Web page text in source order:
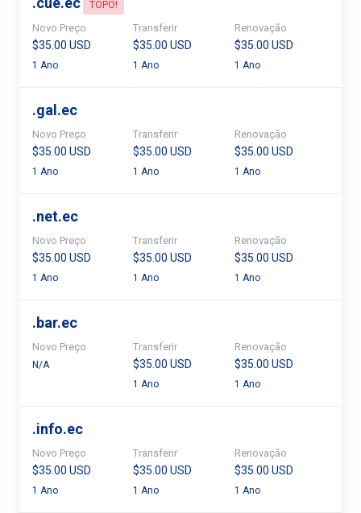
TOPO!
Novo Preço
$35.00 USD
1 Ano
Transferir
$35.00 USD
1 Ano
Renovação
$35.00 USD
1 Ano
.gal.ec
Novo Preço
$35.00 USD
1 Ano
Transferir
$35.00 USD
1 Ano
Renovação
$35.00 USD
1 Ano
.net.ec
Novo Preço
$35.00 USD
1 Ano
Transferir
$35.00 USD
1 Ano
Renovação
$35.00 USD
1 Ano
.bar.ec
Novo Preço
N/A
Transferir
$35.00 USD
1 Ano
Renovação
$35.00 USD
1 Ano
.info.ec
Novo Preço
$35.00 USD
1 Ano
Transferir
$35.00 USD
1 Ano
Renovação
$35.00 USD
1 Ano